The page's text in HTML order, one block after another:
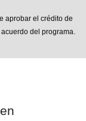
aprobar el crédito de
del programa.